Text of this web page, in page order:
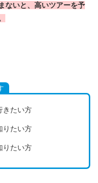
ないと、高いツアーを予
きたい方
りたい方
りたい方